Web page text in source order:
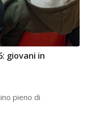
giovani in
pieno di